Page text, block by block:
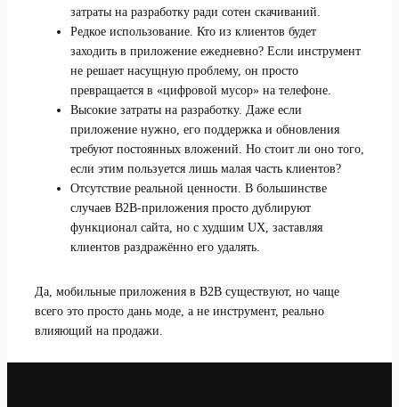
затраты на разработку ради сотен скачиваний.
Редкое использование. Кто из клиентов будет
заходить в приложение ежедневно? Если инструмент
не решает насущную проблему, он просто
превращается в «цифровой мусор» на телефоне.
Высокие затраты на разработку. Даже если
приложение нужно, его поддержка и обновления
требуют постоянных вложений. Но стоит ли оно того,
если этим пользуется лишь малая часть клиентов?
Отсутствие реальной ценности. В большинстве
случаев B2B-приложения просто дублируют
функционал сайта, но с худшим UX, заставляя
клиентов раздражённо его удалять.
Да, мобильные приложения в B2B существуют, но чаще
всего это просто дань моде, а не инструмент, реально
влияющий на продажи.